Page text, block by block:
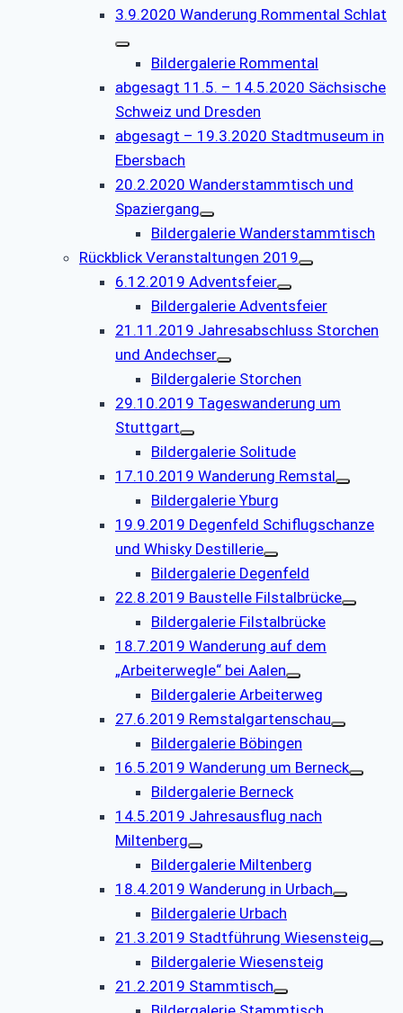
3.9.2020 Wanderung Rommental Schlat
Bildergalerie Rommental
abgesagt 11.5. – 14.5.2020 Sächsische
Schweiz und Dresden
abgesagt – 19.3.2020 Stadtmuseum in
Ebersbach
20.2.2020 Wanderstammtisch und
Spaziergang
Bildergalerie Wanderstammtisch
Rückblick Veranstaltungen 2019
6.12.2019 Adventsfeier
Bildergalerie Adventsfeier
21.11.2019 Jahresabschluss Storchen
und Andechser
Bildergalerie Storchen
29.10.2019 Tageswanderung um
Stuttgart
Bildergalerie Solitude
17.10.2019 Wanderung Remstal
Bildergalerie Yburg
19.9.2019 Degenfeld Schiflugschanze
und Whisky Destillerie
Bildergalerie Degenfeld
22.8.2019 Baustelle Filstalbrücke
Bildergalerie Filstalbrücke
18.7.2019 Wanderung auf dem
„Arbeiterwegle“ bei Aalen
Bildergalerie Arbeiterweg
27.6.2019 Remstalgartenschau
Bildergalerie Böbingen
16.5.2019 Wanderung um Berneck
Bildergalerie Berneck
14.5.2019 Jahresausflug nach
Miltenberg
Bildergalerie Miltenberg
18.4.2019 Wanderung in Urbach
Bildergalerie Urbach
21.3.2019 Stadtführung Wiesensteig
Bildergalerie Wiesensteig
21.2.2019 Stammtisch